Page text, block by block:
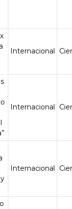
Internacional
Internacional
Internacional